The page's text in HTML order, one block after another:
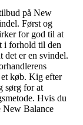
på New
Først og
for god til at
i forhold til den
det er en svindel.
køb. Kig efter
sørg for at
Hvis du
New Balance